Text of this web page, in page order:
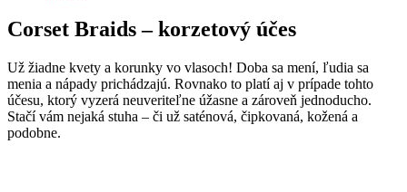
Corset Braids – korzetový účes
Už žiadne kvety a korunky vo vlasoch! Doba sa mení, ľudia sa
menia a nápady prichádzajú. Rovnako to platí aj v prípade tohto
účesu, ktorý vyzerá neuveriteľne úžasne a zároveň jednoducho.
Stačí vám nejaká stuha – či už saténová, čipkovaná, kožená a
podobne.